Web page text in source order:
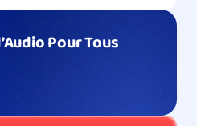
Pour Tous